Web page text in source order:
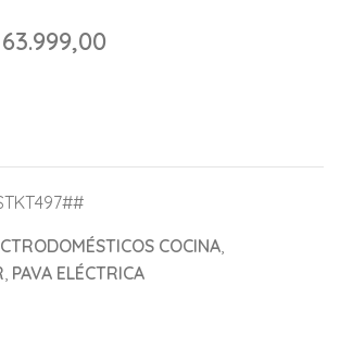
63.999,00
COCINA
PAVA ELÉCTRICA